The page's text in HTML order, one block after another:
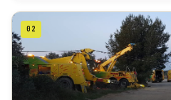
02